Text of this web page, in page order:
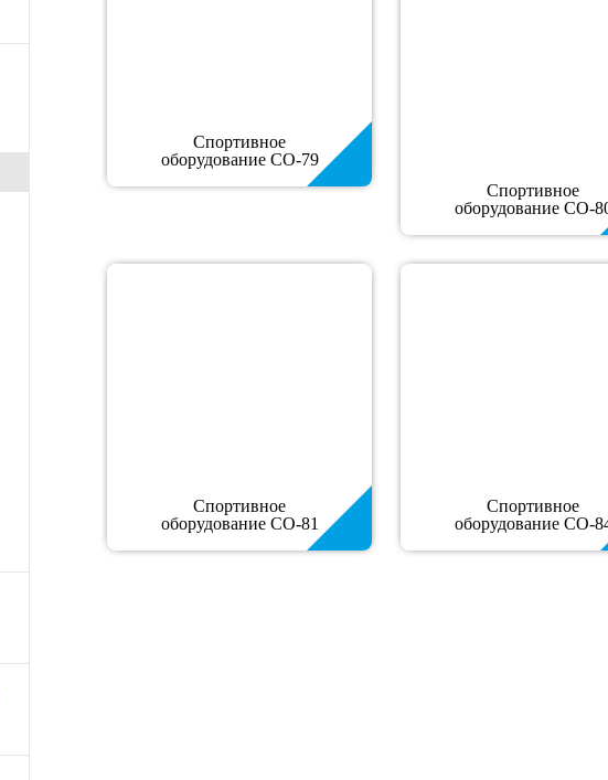
Спортивное
оборудование СО-79
Спортивное
оборудование СО-
Спортивное
оборудование СО-81
Спортивное
оборудование СО-